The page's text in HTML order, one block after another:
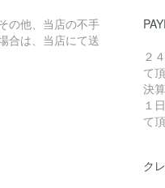
の他、当店の不手
合は、当店にて送
２
て
決
１
て
ク